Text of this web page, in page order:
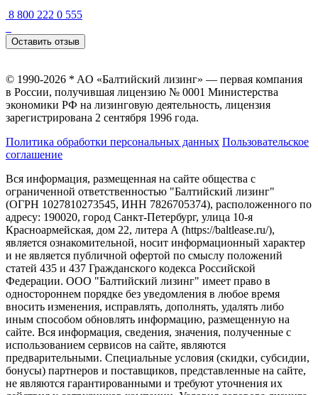
8 800 222 0 555
Оставить отзыв
© 1990-2026 * AO «Балтийский лизинг» — первая компания
в России, получившая лицензию № 0001 Министерства
экономики РФ на лизинговую деятельность, лицензия
зарегистрирована 2 сентября 1996 года.
Политика обработки персональных данных Пользовательское
соглашение
Вся информация, размещенная на сайте общества с
ограниченной ответственностью "Балтийский лизинг"
(ОГРН 1027810273545, ИНН 7826705374), расположенного по
адресу: 190020, город Санкт-Петербург, улица 10-я
Красноармейская, дом 22, литера А (https://baltlease.ru/),
является ознакомительной, носит информационный характер
и не является публичной офертой по смыслу положений
статей 435 и 437 Гражданского кодекса Российской
Федерации. ООО "Балтийский лизинг" имеет право в
одностороннем порядке без уведомления в любое время
вносить изменения, исправлять, дополнять, удалять либо
иным способом обновлять информацию, размещенную на
сайте. Вся информация, сведения, значения, полученные с
использованием сервисов на сайте, являются
предварительными. Специальные условия (скидки, субсидии,
бонусы) партнеров и поставщиков, представленные на сайте,
не являются гарантированными и требуют уточнения их